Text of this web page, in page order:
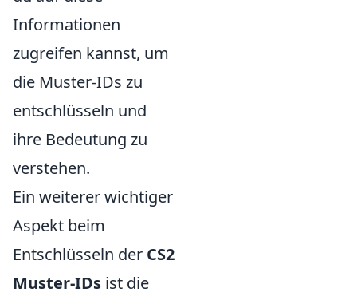
Informationen
zugreifen kannst, um
die Muster-IDs zu
entschlüsseln und
ihre Bedeutung zu
verstehen.
Ein weiterer wichtiger
Aspekt beim
Entschlüsseln der CS2
Muster-IDs ist die